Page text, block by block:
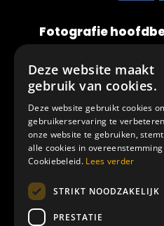
Fotografie
& Maurice
Fotografie
der Lei
Deze website maakt
gebruik van cookies.
Deze website gebruikt cookies
gebruikerservaring te
onze website te gebruiken,
alle cookies in
Cookiebeleid. Lees verder
STRIKT NOODZAKELIJK
PRESTATIE